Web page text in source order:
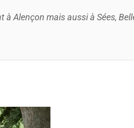
Alençon mais aussi à Sées,